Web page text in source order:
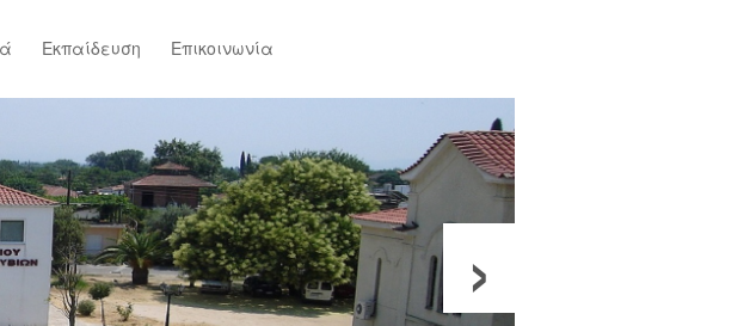
Εκπαίδευση Επικοινωνία
›